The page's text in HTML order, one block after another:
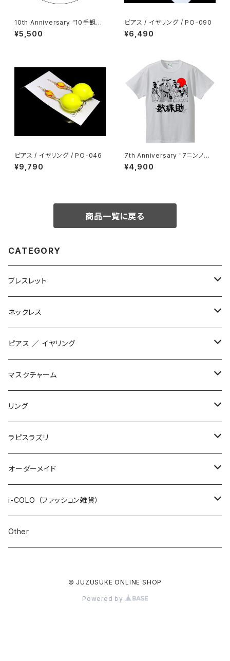
10th Anniversary "10手観音"
ラグラン
¥5,500
ピアス / イヤリング / PO-090
¥6,490
ピアス / イヤリング / PO-046
¥9,790
7th Anniversary "7ニンノサ
ムライ" Tee（White）
¥4,900
商品一覧に戻る
CATEGORY
ブレスレット
数珠ブレスレット
STONE ONLY
JUZUSUKE STANDARD
ブレイドブレスレット
2連ブレスレット
STONE ONLY
JUZUSUKE STANDARD
ワイヤーブレスレット
ネックレス
オリジナル
インポート
ピアス ／ イヤリング
オリジナル
インポート
マスクチャーム
1200+tax
1500+tax
リング
オリジナル
インポート
ラピスラズリ
ブレスレット
ネックレス
ピアス / イヤリング
オーダーメイド
数珠ブレスレット
STONE ONLY
2連ブレスレット
i-COLO （ファッション雑貨）
雑貨
Other
© JUZUSUKE ONLINE SHOP
Powered by